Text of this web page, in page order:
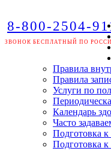
8-800-2504-
ЗВОНОК БЕСПЛАТНЫЙ ПО
Правила
Правила
Услуги по
Календарь
Часто
Подготовка
Подготовка к